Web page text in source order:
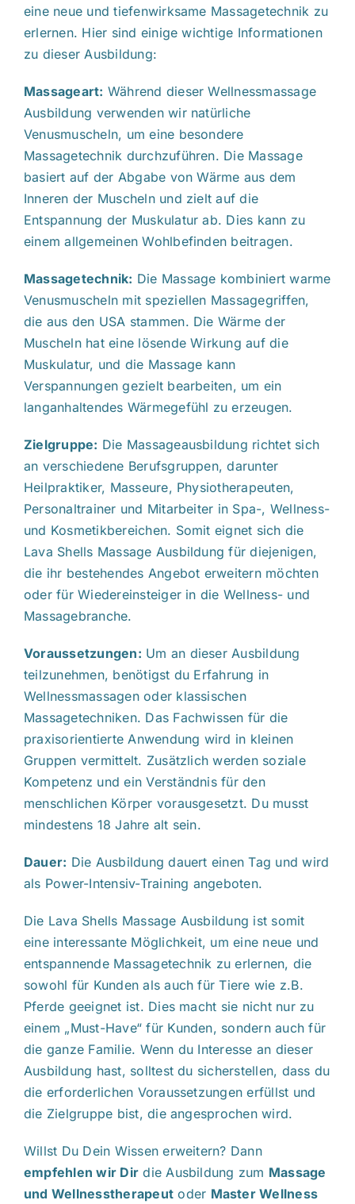
eine neue und tiefenwirksame Massagetechnik zu
erlernen. Hier sind einige wichtige Informationen
zu dieser Ausbildung:
Massageart: Während dieser Wellnessmassage
Ausbildung verwenden wir natürliche
Venusmuscheln, um eine besondere
Massagetechnik durchzuführen. Die Massage
basiert auf der Abgabe von Wärme aus dem
Inneren der Muscheln und zielt auf die
Entspannung der Muskulatur ab. Dies kann zu
einem allgemeinen Wohlbefinden beitragen.
Massagetechnik: Die Massage kombiniert warme
Venusmuscheln mit speziellen Massagegriffen,
die aus den USA stammen. Die Wärme der
Muscheln hat eine lösende Wirkung auf die
Muskulatur, und die Massage kann
Verspannungen gezielt bearbeiten, um ein
langanhaltendes Wärmegefühl zu erzeugen.
Zielgruppe: Die Massageausbildung richtet sich
an verschiedene Berufsgruppen, darunter
Heilpraktiker, Masseure, Physiotherapeuten,
Personaltrainer und Mitarbeiter in Spa-, Wellness-
und Kosmetikbereichen. Somit eignet sich die
Lava Shells Massage Ausbildung für diejenigen,
die ihr bestehendes Angebot erweitern möchten
oder für Wiedereinsteiger in die Wellness- und
Massagebranche.
Voraussetzungen: Um an dieser Ausbildung
teilzunehmen, benötigst du Erfahrung in
Wellnessmassagen oder klassischen
Massagetechniken. Das Fachwissen für die
praxisorientierte Anwendung wird in kleinen
Gruppen vermittelt. Zusätzlich werden soziale
Kompetenz und ein Verständnis für den
menschlichen Körper vorausgesetzt. Du musst
mindestens 18 Jahre alt sein.
Dauer: Die Ausbildung dauert einen Tag und wird
als Power-Intensiv-Training angeboten.
Die Lava Shells Massage Ausbildung ist somit
eine interessante Möglichkeit, um eine neue und
entspannende Massagetechnik zu erlernen, die
sowohl für Kunden als auch für Tiere wie z.B.
Pferde geeignet ist. Dies macht sie nicht nur zu
einem „Must-Have“ für Kunden, sondern auch für
die ganze Familie. Wenn du Interesse an dieser
Ausbildung hast, solltest du sicherstellen, dass du
die erforderlichen Voraussetzungen erfüllst und
die Zielgruppe bist, die angesprochen wird.
Willst Du Dein Wissen erweitern? Dann
empfehlen wir Dir die Ausbildung zum Massage
und Wellnesstherapeut oder Master Wellness